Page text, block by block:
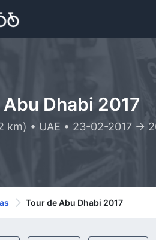
Dhabi 2017
km) • UAE • 23-02-2017 ->
Tour de Abu Dhabi 2017